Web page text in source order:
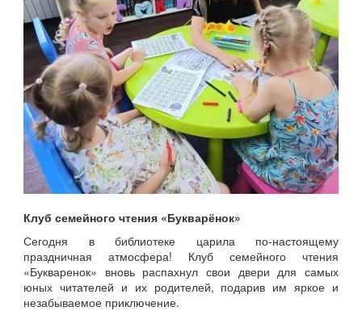
Клуб семейного чтения «Букварёнок»
Сегодня в библиотеке царила по-настоящему
праздничная атмосфера! Клуб семейного чтения
«Букваренок» вновь распахнул свои двери для самых
юных читателей и их родителей, подарив им яркое и
незабываемое приключение.